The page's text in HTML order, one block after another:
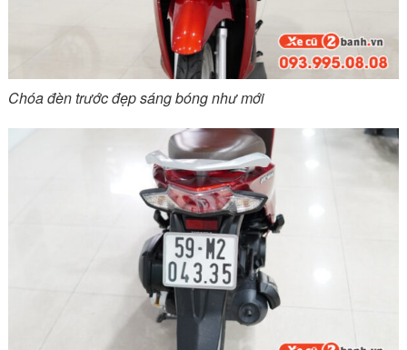
Chóa đèn trước đẹp sáng bóng như mới